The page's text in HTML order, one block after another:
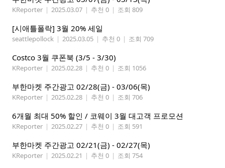
KReporter | 2025.03.07 | 추천 0 | 조회 809
[시애틀폴락] 3월 20% 세일
seattlepollock | 2025.03.05 | 추천 0 | 조회 709
Costco 3월 쿠폰북 (3/5 - 3/30)
KReporter | 2025.02.28 | 추천 0 | 조회 1056
부한마켓 주간광고 02/28(금) - 03/06(목)
KReporter | 2025.02.28 | 추천 0 | 조회 706
6개월 최대 50% 할인 / 코웨이 3월 대고객 프로모션
KReporter | 2025.02.27 | 추천 0 | 조회 591
부한마켓 주간광고 02/21(금) - 02/27(목)
KReporter | 2025.02.21 | 추천 0 | 조회 754